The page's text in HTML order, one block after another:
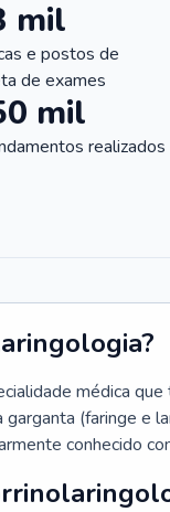
mil
e postos de
de exames
mil
realizados
médica
(faringe e
conhecido